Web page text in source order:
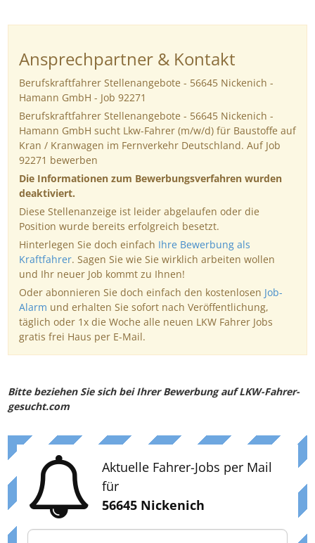
Ansprechpartner & Kontakt
Berufskraftfahrer Stellenangebote - 56645 Nickenich -
Hamann GmbH - Job 92271
Berufskraftfahrer Stellenangebote - 56645 Nickenich -
Hamann GmbH sucht Lkw-Fahrer (m/w/d) für Baustoffe auf
Kran / Kranwagen im Fernverkehr Deutschland. Auf Job
92271 bewerben
Die Informationen zum Bewerbungsverfahren wurden
deaktiviert.
Diese Stellenanzeige ist leider abgelaufen oder die
Position wurde bereits erfolgreich besetzt.
Hinterlegen Sie doch einfach Ihre Bewerbung als
Kraftfahrer. Sagen Sie wie Sie wirklich arbeiten wollen
und Ihr neuer Job kommt zu Ihnen!
Oder abonnieren Sie doch einfach den kostenlosen Job-
Alarm und erhalten Sie sofort nach Veröffentlichung,
täglich oder 1x die Woche alle neuen LKW Fahrer Jobs
gratis frei Haus per E-Mail.
Bitte beziehen Sie sich bei Ihrer Bewerbung auf LKW-Fahrer-
gesucht.com
Aktuelle Fahrer-Jobs per Mail
für
56645 Nickenich